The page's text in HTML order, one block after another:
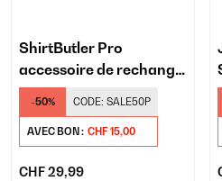
ShirtButler Pro
accessoire de rechange
pour chaussures
-50% CODE: SALE50P
AVEC BON : CHF 15,00
CHF 29,99